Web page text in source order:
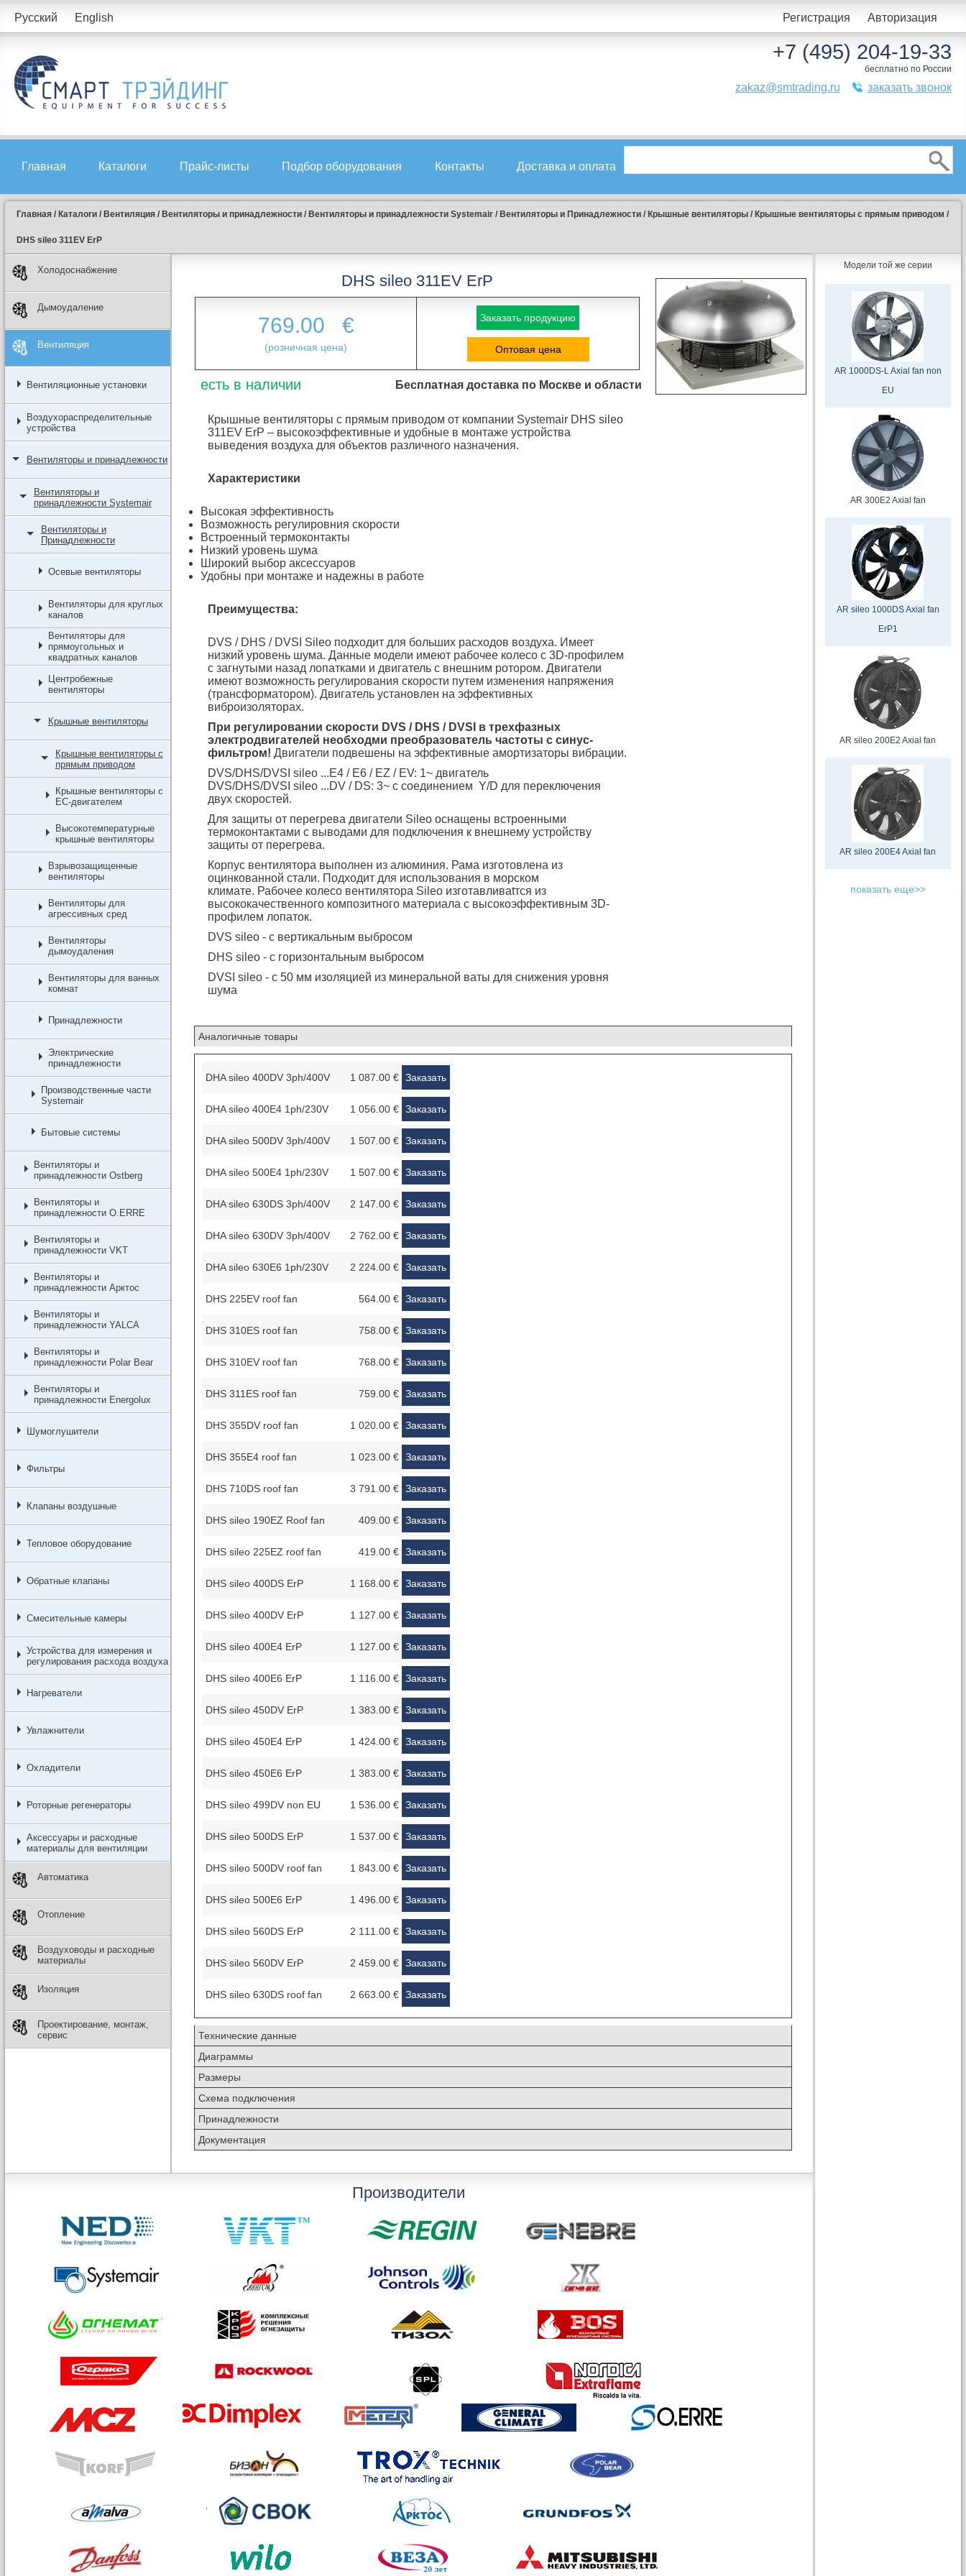
Русский English Регистрация Авторизация
+7 (495) 204-19-33
бесплатно по России
zakaz@smtrading.ru заказать звонок
Главная Каталоги Прайс-листы Подбор оборудования Контакты Доставка и оплата
Главная / Каталоги / Вентиляция / Вентиляторы и принадлежности / Вентиляторы и принадлежности Systemair / Вентиляторы и Принадлежности / Крышные вентиляторы / Крышные вентиляторы с прямым приводом /
DHS sileo 311EV ErP
Холодоснабжение
Дымоудаление
Вентиляция
Вентиляционные установки
Воздухораспределительные
устройства
Вентиляторы и принадлежности
Вентиляторы и
принадлежности Systemair
Вентиляторы и
Принадлежности
Осевые вентиляторы
Вентиляторы для круглых
каналов
Вентиляторы для
прямоугольных и
квадратных каналов
Центробежные
вентиляторы
Крышные вентиляторы
Крышные вентиляторы с
прямым приводом
Крышные вентиляторы с
EC-двигателем
Высокотемпературные
крышные вентиляторы
Взрывозащищенные
вентиляторы
Вентиляторы для
агрессивных сред
Вентиляторы
дымоудаления
Вентиляторы для ванных
комнат
Принадлежности
Электрические
принадлежности
Производственные части
Systemair
Бытовые системы
Вентиляторы и
принадлежности Ostberg
Вентиляторы и
принадлежности O.ERRE
Вентиляторы и
принадлежности VKT
Вентиляторы и
принадлежности Арктос
Вентиляторы и
принадлежности YALCA
Вентиляторы и
принадлежности Polar Bear
Вентиляторы и
принадлежности Energolux
Шумоглушители
Фильтры
Клапаны воздушные
Тепловое оборудование
Обратные клапаны
Смесительные камеры
Устройства для измерения и
регулирования расхода воздуха
Нагреватели
Увлажнители
Охладители
Роторные регенераторы
Аксессуары и расходные
материалы для вентиляции
Автоматика
Отопление
Воздуховоды и расходные
материалы
Изоляция
Проектирование, монтаж,
сервис
DHS sileo 311EV ErP
769.00 €
(розничная цена)
Заказать продукцию
Оптовая цена
есть в наличии Бесплатная доставка по Москве и области
Крышные вентиляторы с прямым приводом от компании Systemair DHS sileo
311EV ErP – высокоэффективные и удобные в монтаже устройства
выведения воздуха для объектов различного назначения.
Характеристики
Высокая эффективность
Возможность регулировния скорости
Встроенный термоконтакты
Низкий уровень шума
Широкий выбор аксессуаров
Удобны при монтаже и надежны в работе
Преимущества:
DVS / DHS / DVSI Sileo подходит для больших расходов воздуха. Имеет
низкий уровень шума. Данные модели имеют рабочее колесо с 3D-профилем
с загнутыми назад лопатками и двигатель с внешним ротором. Двигатели
имеют возможность регулирования скорости путем изменения напряжения
(трансформатором). Двигатель установлен на эффективных
виброизоляторах.
При регулировании скорости DVS / DHS / DVSI в трехфазных
электродвигателей необходми преобразователь частоты с синус-
фильтром! Двигатели подвешены на эффективные амортизаторы вибрации.
DVS/DHS/DVSI sileo ...E4 / E6 / EZ / EV: 1~ двигатель
DVS/DHS/DVSI sileo ...DV / DS: 3~ с соединением Y/D для переключения
двух скоростей.
Для защиты от перегрева двигатели Sileo оснащены встроенными
термоконтактами с выводами для подключения к внешнему устройству
защиты от перегрева.
Корпус вентилятора выполнен из алюминия. Рама изготовлена из
оцинкованной стали. Подходит для использования в морском
климате. Рабочее колесо вентилятора Sileo изготавливаtтся из
высококачественного композитного материала с высокоэффективным 3D-
профилем лопаток.
DVS sileo - с вертикальным выбросом
DHS sileo - с горизонтальным выбросом
DVSI sileo - с 50 мм изоляцией из минеральной ваты для снижения уровня
шума
Аналогичные товары
DHA sileo 400DV 3ph/400V 1 087.00 € Заказать
DHA sileo 400E4 1ph/230V 1 056.00 € Заказать
DHA sileo 500DV 3ph/400V 1 507.00 € Заказать
DHA sileo 500E4 1ph/230V 1 507.00 € Заказать
DHA sileo 630DS 3ph/400V 2 147.00 € Заказать
DHA sileo 630DV 3ph/400V 2 762.00 € Заказать
DHA sileo 630E6 1ph/230V 2 224.00 € Заказать
DHS 225EV roof fan 564.00 € Заказать
DHS 310ES roof fan 758.00 € Заказать
DHS 310EV roof fan 768.00 € Заказать
DHS 311ES roof fan 759.00 € Заказать
DHS 355DV roof fan 1 020.00 € Заказать
DHS 355E4 roof fan 1 023.00 € Заказать
DHS 710DS roof fan 3 791.00 € Заказать
DHS sileo 190EZ Roof fan 409.00 € Заказать
DHS sileo 225EZ roof fan 419.00 € Заказать
DHS sileo 400DS ErP 1 168.00 € Заказать
DHS sileo 400DV ErP 1 127.00 € Заказать
DHS sileo 400E4 ErP 1 127.00 € Заказать
DHS sileo 400E6 ErP 1 116.00 € Заказать
DHS sileo 450DV ErP 1 383.00 € Заказать
DHS sileo 450E4 ErP 1 424.00 € Заказать
DHS sileo 450E6 ErP 1 383.00 € Заказать
DHS sileo 499DV non EU 1 536.00 € Заказать
DHS sileo 500DS ErP 1 537.00 € Заказать
DHS sileo 500DV roof fan 1 843.00 € Заказать
DHS sileo 500E6 ErP 1 496.00 € Заказать
DHS sileo 560DS ErP 2 111.00 € Заказать
DHS sileo 560DV ErP 2 459.00 € Заказать
DHS sileo 630DS roof fan 2 663.00 € Заказать
Технические данные
Диаграммы
Размеры
Схема подключения
Принадлежности
Документация
Производители
Модели той же серии
AR 1000DS-L Axial fan non
EU
AR 300E2 Axial fan
AR sileo 1000DS Axial fan
ErP1
AR sileo 200E2 Axial fan
AR sileo 200E4 Axial fan
показать еще>>